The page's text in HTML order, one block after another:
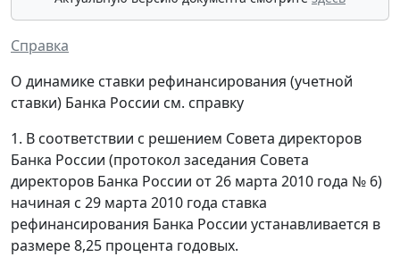
Справка
О динамике ставки рефинансирования (учетной
ставки) Банка России см. справку
1. В соответствии с решением Совета директоров
Банка России (протокол заседания Совета
директоров Банка России от 26 марта 2010 года № 6)
начиная с 29 марта 2010 года ставка
рефинансирования Банка России устанавливается в
размере 8,25 процента годовых.